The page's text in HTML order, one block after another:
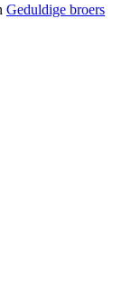
Geduldige broers